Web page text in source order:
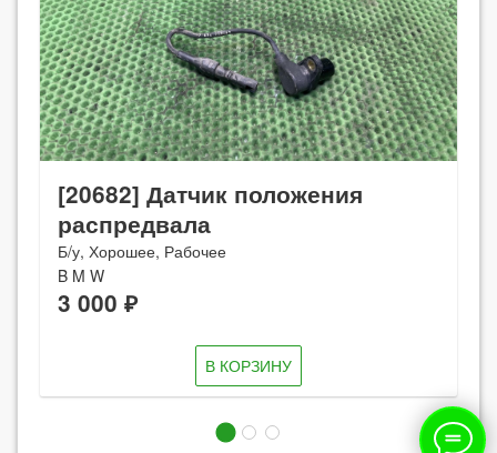
[20682] Датчик положения
распредвала
Б/у, Хорошее, Рабочее
B M W
3 000 ₽
В КОРЗИНУ